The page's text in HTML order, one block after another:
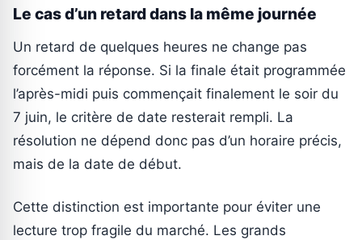
Le cas d’un retard dans la même journée
Un retard de quelques heures ne change pas
forcément la réponse. Si la finale était programmée
l’après-midi puis commençait finalement le soir du
7 juin, le critère de date resterait rempli. La
résolution ne dépend donc pas d’un horaire précis,
mais de la date de début.
Cette distinction est importante pour éviter une
lecture trop fragile du marché. Les grands